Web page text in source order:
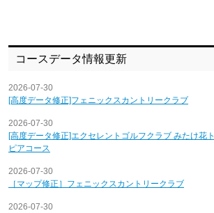
コースデータ情報更新
2026-07-30
[高度データ修正]フェニックスカントリークラブ
2026-07-30
[高度データ修正]エクセレントゴルフクラブ みたけ花ト
ピアコース
2026-07-30
［マップ修正］フェニックスカントリークラブ
2026-07-30